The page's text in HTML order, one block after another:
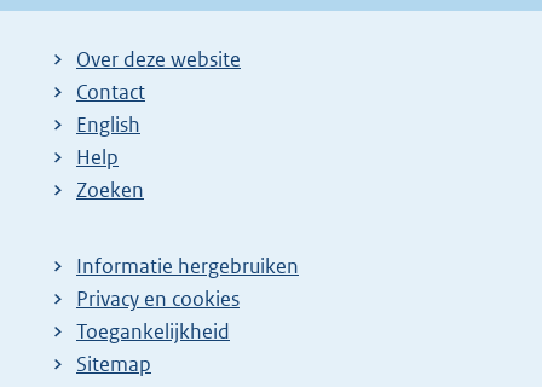
Over deze website
Contact
English
Help
Zoeken
Informatie hergebruiken
Privacy en cookies
Toegankelijkheid
Sitemap